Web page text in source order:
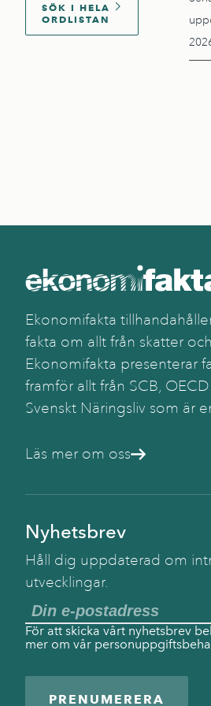
SÖK I HELA
ORDLISTAN
Ekonomifakta
fakta om allt från skatter
Ekonomifakta presenterar
framför allt från SCB,
Svenskt Näringsliv som är
Läs mer om oss
Nyhetsbrev
Håll dig uppdaterad om
utvecklingar.
För att skicka vårt nyhetsbrev
mer om vår
PRENUMERERA